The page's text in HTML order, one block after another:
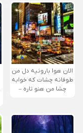
الان هوا بارونیه دل من
طوفانه چشات که خوابه
چشا من هنو تاره –